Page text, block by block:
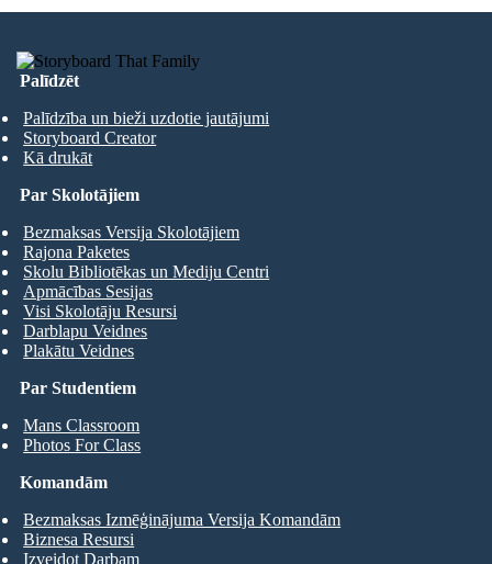
Palīdzēt
Palīdzība un bieži uzdotie jautājumi
Storyboard Creator
Kā drukāt
Par Studentiem
Mans Classroom
Photos For Class
Par Skolotājiem
Bezmaksas Versija Skolotājiem
Rajona Paketes
Skolu Bibliotēkas un Mediju Centri
Apmācības Sesijas
Visi Skolotāju Resursi
Darblapu Veidnes
Plakātu Veidnes
Komandām
Bezmaksas Izmēģinājuma Versija Komandām
Biznesa Resursi
Izveidot Darbam